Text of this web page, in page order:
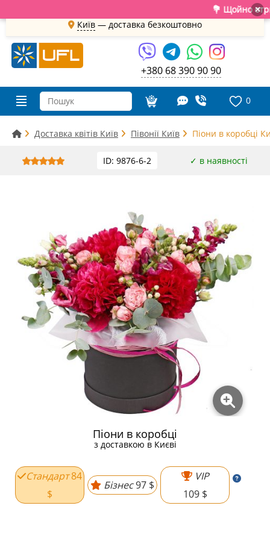
💐 Щойно ×
Київ — доставка безкоштовно
+380 68 390 90 90
0
Доставка квітів Київ Півонії Київ Піони в коробці
ID: 9876-6-2 ✓ в наявності
Піони в коробці
з доставкою в Києві
Стандарт 84
$
Бізнес97 $
VIP
109 $